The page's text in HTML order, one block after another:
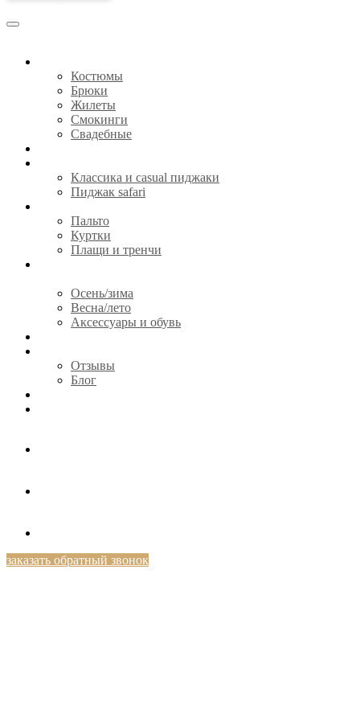
Костюмы
Брюки
Жилеты
Смокинги
Свадебные
Классика и casual пиджаки
Пиджак safari
Пальто
Куртки
Плащи и тренчи
Осень/зима
Весна/лето
Аксессуары и обувь
Отзывы
Блог
заказать обратный звонок